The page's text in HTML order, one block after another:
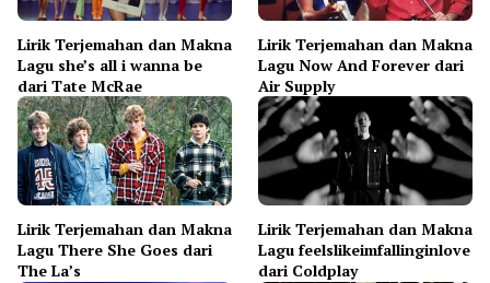
Lirik Terjemahan dan Makna
Lagu she’s all i wanna be
dari Tate McRae
Lirik Terjemahan dan Makna
Lagu Now And Forever dari
Air Supply
Lirik Terjemahan dan Makna
Lagu There She Goes dari
The La’s
Lirik Terjemahan dan Makna
Lagu feelslikeimfallinginlove
dari Coldplay